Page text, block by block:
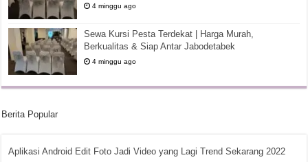
4 minggu ago
Sewa Kursi Pesta Terdekat | Harga Murah,
Berkualitas & Siap Antar Jabodetabek
4 minggu ago
Berita Popular
Aplikasi Android Edit Foto Jadi Video yang Lagi Trend Sekarang 2022